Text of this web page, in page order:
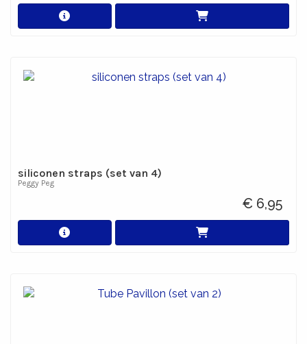
siliconen straps (set van 4)
Peggy Peg
€ 6,95